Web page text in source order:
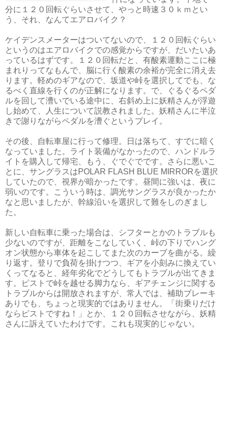
分に１２０回転ぐらいさせて、やっと時速３０ｋｍとい
う、それ、なんてエアロバイク？
ケイデンスメーターはついてないので、１２０回転ぐらい
というのはエアロバイクでの感覚からですが、だいたいあ
っているはずです。１２０回転だと、有酸素運動ここに極
まれりってなもんで、脳に行く酸素の余裕が完全に消え去
ります。軽めのギアなので、坂道や峠を選択してでも、な
るべく直線を行くのが正解になります。で、ぐるぐるペダ
ルを回して漕いでいる途中に、右斜め上に妖精さんが浮遊
し始めて、人生について説教されました。妖精さんに半泣
きで謝りながらペダルを漕ぐというプレイ。
その後、自転車屋に行って修理。日は落ちて、すでに暗く
なっていました。ライト装備がなかったので、ハンドルラ
イトを購入して帰宅、もう、ぐでぐでです。さらに悪いこ
とに、サングラスはPOLAR FLASH BLUE MIRRORを選択
していたので、視界が暗かったです。昼間に強いは、夜に
弱いのです。こういう時は、調光サングラスが良かったか
なと思いましたが、幹線沿いを選択して難をしのぎまし
た。
新しい自転車に乗った場合は、シフターとかのトラブルも
少ないのですが、距離をこなしていく、峠の下りでハング
オン状態から車体を起こしてまた次のカーブを曲がる。繰
り返す。登りで負荷を掛けつつ、ギアを小刻みに換えてい
くってなると、経年劣化でどうしてもトラブルが出てきま
す。ピストで峠を越せる脚力なら、ギアチェンジに関する
トラブルからは開放されますが、常人では、補助ブレーキ
ありでも、ちょっと現実的ではありません。「街乗りだけ
ならピストですね！」とか、１２０回転させながら、妖精
さんに訴えていたわけです。これも現実的じゃない。